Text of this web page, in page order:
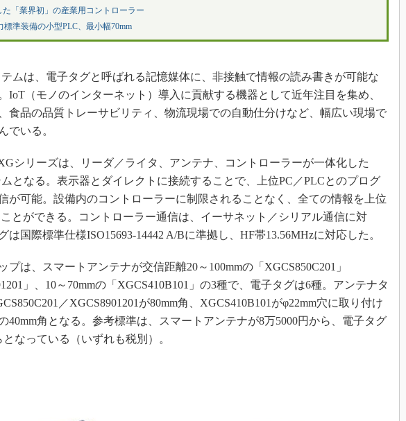
た「業界初」の産業用コントローラー
標準装備の小型PLC、最小幅70mm
ムは、電子タグと呼ばれる記憶媒体に、非接触で情報の読み書きが可能な
IoT（モノのインターネット）導入に貢献する機器として近年注目を集め、
食品の品質トレーサビリティ、物流現場での自動仕分けなど、幅広い現場で
でいる。
シリーズは、リーダ／ライタ、アンテナ、コントローラーが一体化した
となる。表示器とダイレクトに接続することで、上位PC／PLCとのプログ
が可能。設備内のコントローラーに制限されることなく、全ての情報を上位
とができる。コントローラー通信は、イーサネット／シリアル通信に対
は国際標準仕様ISO15693-14442 A/Bに準拠し、HF帯13.56MHzに対応した。
は、スマートアンテナが交信距離20～100mmの「XGCS850C201」
」、10～70mmの「XGCS410B101」の3種で、電子タグは6種。アンテナタ
／XGCS8901201が80mm角、XGCS410B101がφ22mm穴に取り付け
40mm角となる。参考標準は、スマートアンテナが8万5000円から、電子タグ
となっている（いずれも税別）。